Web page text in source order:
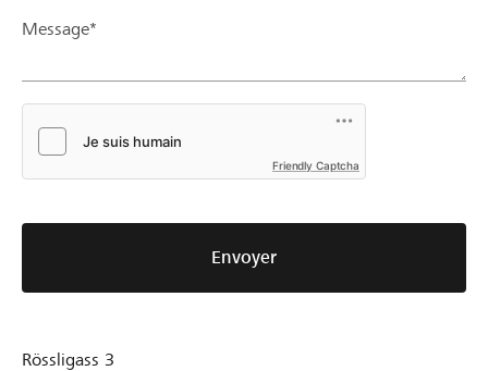
Message*
Friendly Captcha
Envoyer
Rössligass 3